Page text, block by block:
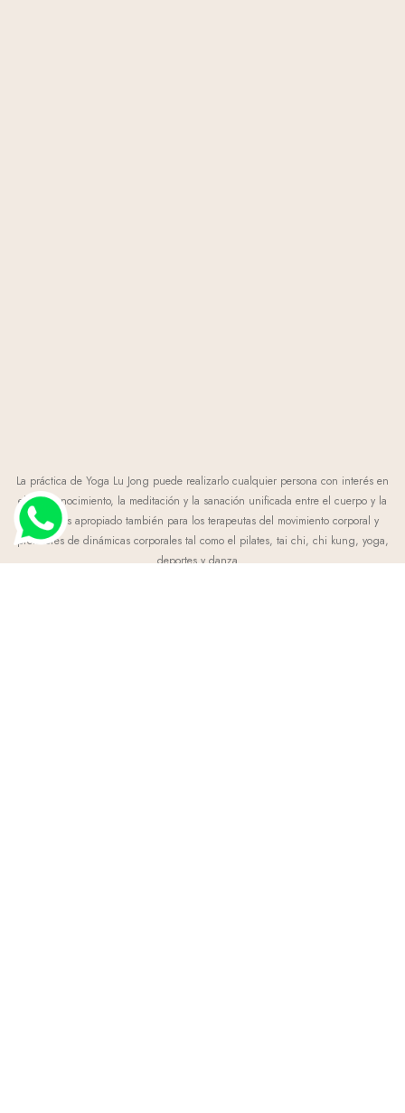
La práctica de Yoga Lu Jong puede realizarlo cualquier persona con interés en
el autoconocimiento, la meditación y la sanación unificada entre el cuerpo y la
mente. Es apropiado también para los terapeutas del movimiento corporal y
profesores de dinámicas corporales tal como el pilates, tai chi, chi kung, yoga,
deportes y danza…